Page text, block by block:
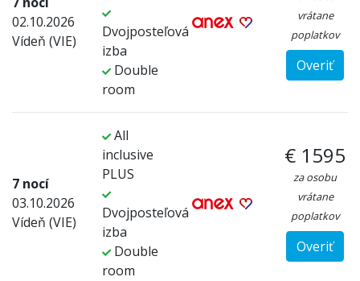
02.10.2026
Vídeň (VIE)
Dvojposteľová
izba
Double
room
vrátane
poplatkov
Overiť
7 nocí
03.10.2026
Vídeň (VIE)
All
inclusive
PLUS
Dvojposteľová
izba
Double
room
€ 1595
za osobu
vrátane
poplatkov
Overiť